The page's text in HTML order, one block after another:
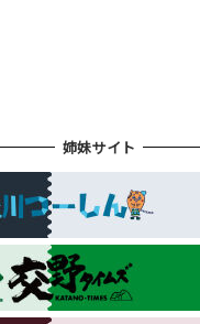
姉妹サイト